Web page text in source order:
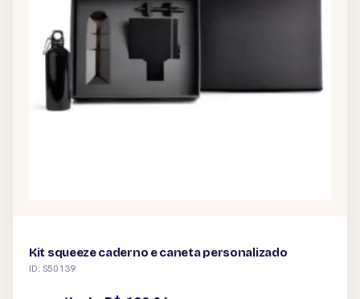
Kit squeeze caderno e caneta personalizado
ID: S50139